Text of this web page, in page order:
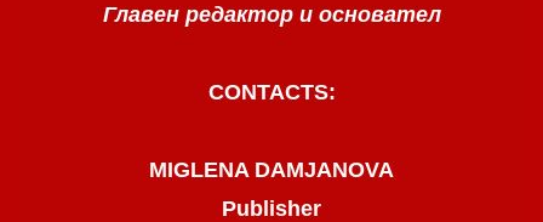
Главен редактор и основател
CONTACTS:
MIGLENA DAMJANOVA
Publisher